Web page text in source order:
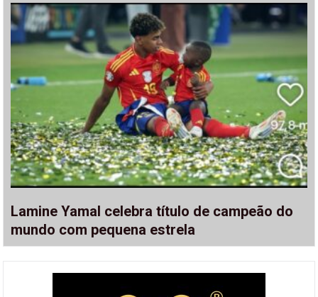
Lamine Yamal celebra título de campeão do
mundo com pequena estrela